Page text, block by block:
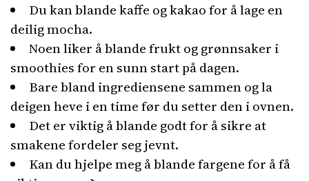
Du kan blande kaffe og kakao for å lage en
deilig mocha.
Noen liker å blande frukt og grønnsaker i
smoothies for en sunn start på dagen.
Bare bland ingrediensene sammen og la
deigen heve i en time før du setter den i ovnen.
Det er viktig å blande godt for å sikre at
smakene fordeler seg jevnt.
Kan du hjelpe meg å blande fargene for å få